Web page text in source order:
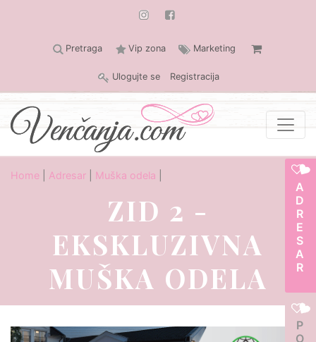
Pretraga Vip zona Marketing
Ulogujte se Registracija
ADRESAR
Home Adresar Muška odela
ZID 2 -
EKSKLUZIVNA
MUŠKA ODELA